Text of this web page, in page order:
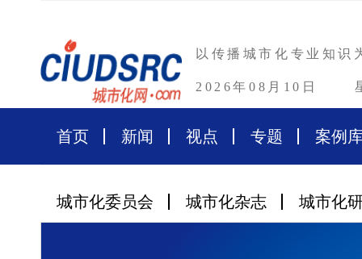
以传播城市化专业知识
2026年08月10日
首页 新闻 视点 专题 案例
城市化委员会 城市化杂志 城市化